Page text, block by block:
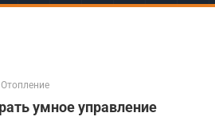
Отопление
умное управление